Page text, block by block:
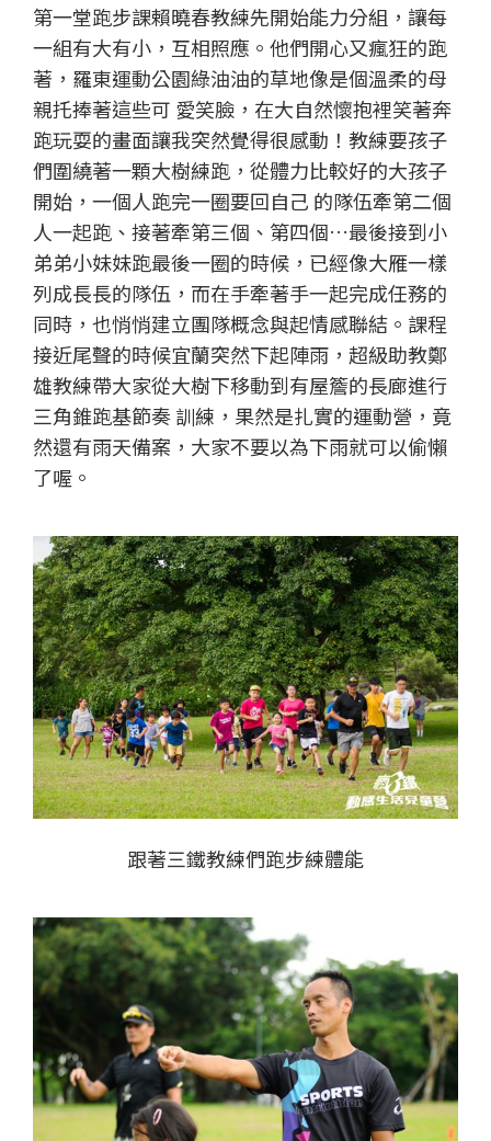
第一堂跑步課賴曉春教練先開始能力分組，讓每
一組有大有小，互相照應。他們開心又瘋狂的跑
著，羅東運動公園綠油油的草地像是個溫柔的母
親托捧著這些可 愛笑臉，在大自然懷抱裡笑著奔
跑玩耍的畫面讓我突然覺得很感動！教練要孩子
們圍繞著一顆大樹練跑，從體力比較好的大孩子
開始，一個人跑完一圈要回自己 的隊伍牽第二個
人一起跑、接著牽第三個、第四個…最後接到小
弟弟小妹妹跑最後一圈的時候，已經像大雁一樣
列成長長的隊伍，而在手牽著手一起完成任務的
同時，也悄悄建立團隊概念與起情感聯結。課程
接近尾聲的時候宜蘭突然下起陣雨，超級助教鄭
雄教練帶大家從大樹下移動到有屋簷的長廊進行
三角錐跑基節奏 訓練，果然是扎實的運動營，竟
然還有雨天備案，大家不要以為下雨就可以偷懶
了喔。
跟著三鐵教練們跑步練體能